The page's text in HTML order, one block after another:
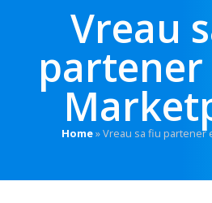
Vreau
partener
Home»Vreau sa fiu partener